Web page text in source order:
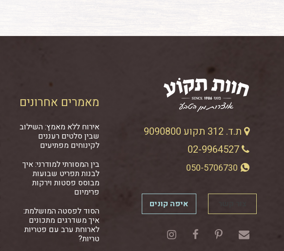
ת.ד. 312 תקוע 9090800
איפה קונים
מאמרים אחרונים
אירוח ללא מאמץ: השילוב
שבין סלטים רעננים
לקינוחים מפתיעים
בין המסורתי למודרני: איך
לבנות תפריט שבועות
מבוסס פסטות וירקות
פרימיום
הסוד לפסטה המושלמת:
איך משדרגים מתכונים
לארוחת ערב עם פטריות
טריות?